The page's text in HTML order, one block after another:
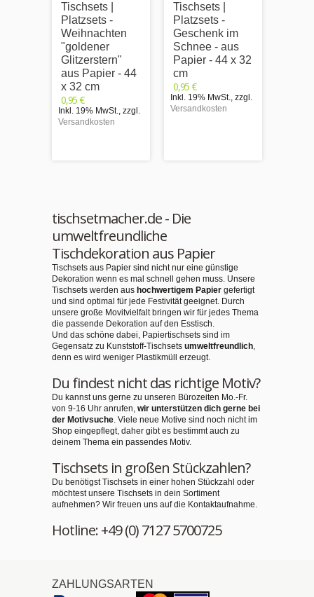
Tischsets |
Platzsets -
Weihnachten
"goldener
Glitzerstern"
aus Papier - 44
x 32 cm
0,95 €
Inkl. 19% MwSt., zzgl.
Versandkosten
Tischsets |
Platzsets -
Geschenk im
Schnee - aus
Papier - 44 x 32
cm
0,95 €
Inkl. 19% MwSt., zzgl.
Versandkosten
tischsetmacher.de - Die
umweltfreundliche
Tischdekoration aus Papier
Tischsets aus Papier sind nicht nur eine günstige
Dekoration wenn es mal schnell gehen muss. Unsere
Tischsets werden aus hochwertigem Papier gefertigt
und sind optimal für jede Festivität geeignet. Durch
unsere große Movitvielfalt bringen wir für jedes Thema
die passende Dekoration auf den Esstisch.
Und das schöne dabei, Papiertischsets sind im
Gegensatz zu Kunststoff-Tischsets umweltfreundlich,
denn es wird weniger Plastikmüll erzeugt.
Du findest nicht das richtige Motiv?
Du kannst uns gerne zu unseren Bürozeiten Mo.-Fr.
von 9-16 Uhr anrufen, wir unterstützen dich gerne bei
der Motivsuche. Viele neue Motive sind noch nicht im
Shop eingepflegt, daher gibt es bestimmt auch zu
deinem Thema ein passendes Motiv.
Tischsets in großen Stückzahlen?
Du benötigst Tischsets in einer hohen Stückzahl oder
möchtest unsere Tischsets in dein Sortiment
aufnehmen? Wir freuen uns auf die Kontaktaufnahme.
Hotline: +49 (0) 7127 5700725
ZAHLUNGSARTEN